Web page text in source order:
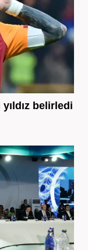
belirledi